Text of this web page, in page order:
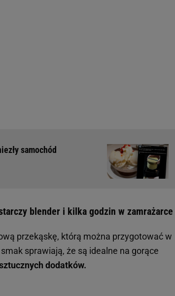
samochód
blender i kilka godzin w zamrażarce
przekąskę, którą można przygotować w
sprawiają, że są idealne na gorące
dodatków.